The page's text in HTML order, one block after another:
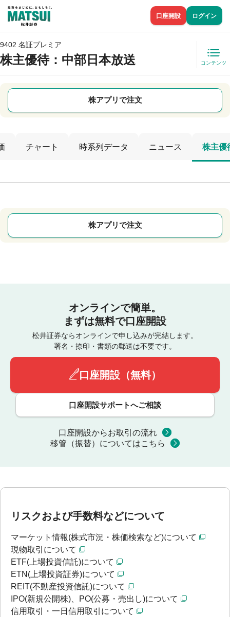
口座開設 ログイン
9402 名証プレミア
株主優待：中部日本放送 コンテンツ
株アプリで注文
チャート 時系列データ ニュース 株主優
株アプリで注文
オンラインで簡単。
まずは無料で口座開設
松井証券ならオンラインで申し込みが完結します。
署名・捺印・書類の郵送は不要です。
口座開設（無料）
口座開設サポートへご相談
口座開設からお取引の流れ
移管（振替）についてはこちら
リスクおよび手数料などについて
マーケット情報(株式市況・株価検索など)について
現物取引について
ETF(上場投資信託)について
ETN(上場投資証券)について
REIT(不動産投資信託)について
IPO(新規公開株)、PO(公募・売出し)について
信用取引・一日信用取引について